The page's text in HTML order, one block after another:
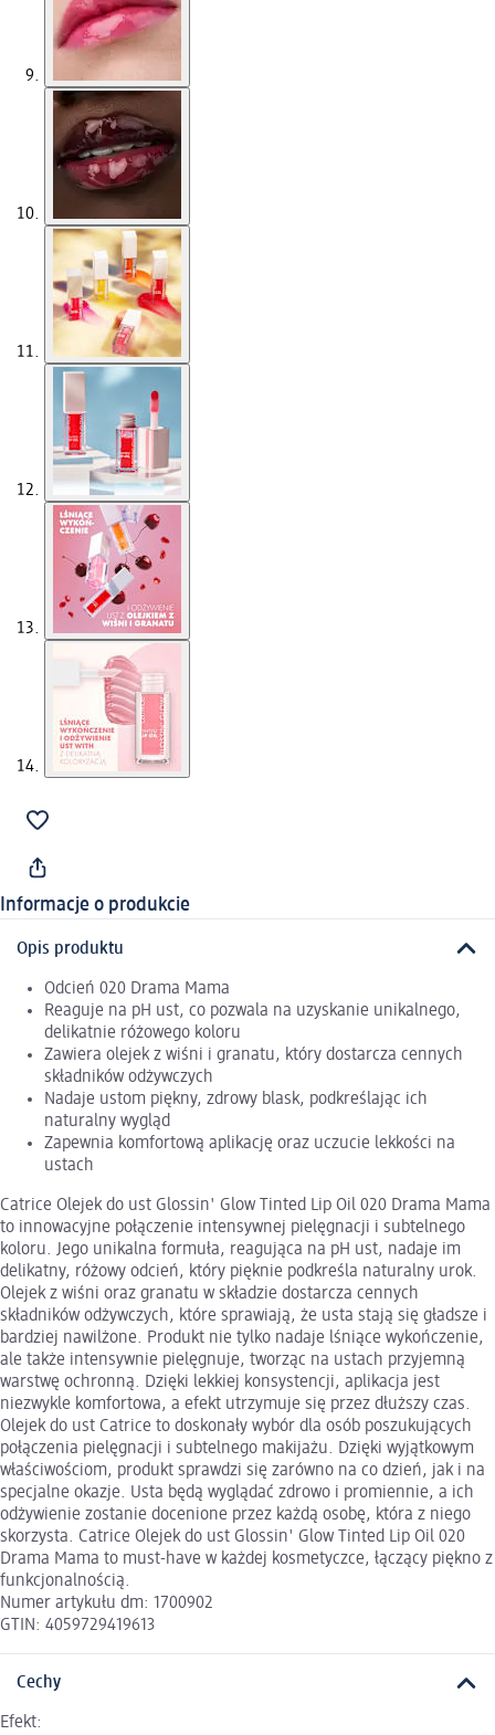
Informacje o produkcie
Opis produktu
Odcień 020 Drama Mama
Reaguje na pH ust, co pozwala na uzyskanie unikalnego,
delikatnie różowego koloru
Zawiera olejek z wiśni i granatu, który dostarcza cennych
składników odżywczych
Nadaje ustom piękny, zdrowy blask, podkreślając ich
naturalny wygląd
Zapewnia komfortową aplikację oraz uczucie lekkości na
ustach
Catrice Olejek do ust Glossin' Glow Tinted Lip Oil 020 Drama Mama
to innowacyjne połączenie intensywnej pielęgnacji i subtelnego
koloru. Jego unikalna formuła, reagująca na pH ust, nadaje im
delikatny, różowy odcień, który pięknie podkreśla naturalny urok.
Olejek z wiśni oraz granatu w składzie dostarcza cennych
składników odżywczych, które sprawiają, że usta stają się gładsze i
bardziej nawilżone. Produkt nie tylko nadaje lśniące wykończenie,
ale także intensywnie pielęgnuje, tworząc na ustach przyjemną
warstwę ochronną. Dzięki lekkiej konsystencji, aplikacja jest
niezwykle komfortowa, a efekt utrzymuje się przez dłuższy czas.
Olejek do ust Catrice to doskonały wybór dla osób poszukujących
połączenia pielęgnacji i subtelnego makijażu. Dzięki wyjątkowym
właściwościom, produkt sprawdzi się zarówno na co dzień, jak i na
specjalne okazje. Usta będą wyglądać zdrowo i promiennie, a ich
odżywienie zostanie docenione przez każdą osobę, która z niego
skorzysta. Catrice Olejek do ust Glossin' Glow Tinted Lip Oil 020
Drama Mama to must-have w każdej kosmetyczce, łączący piękno z
funkcjonalnością.
Numer artykułu dm: 1700902
GTIN: 4059729419613
Cechy
Efekt: